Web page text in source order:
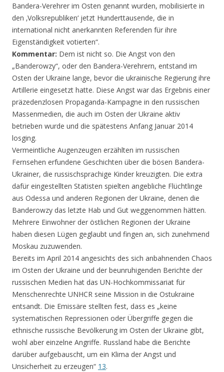
Bandera-Verehrer im Osten genannt wurden, mobilisierte in
den ‚Volksrepubliken‘ jetzt Hunderttausende, die in
international nicht anerkannten Referenden für ihre
Eigenständigkeit votierten“.
Kommentar: Dem ist nicht so. Die Angst von den
„Banderowzy“, oder den Bandera-Verehrern, entstand im
Osten der Ukraine lange, bevor die ukrainische Regierung ihre
Artillerie eingesetzt hatte. Diese Angst war das Ergebnis einer
präzedenzlosen Propaganda-Kampagne in den russischen
Massenmedien, die auch im Osten der Ukraine aktiv
betrieben wurde und die spätestens Anfang Januar 2014
losging.
Vermeintliche Augenzeugen erzählten im russischen
Fernsehen erfundene Geschichten über die bösen Bandera-
Ukrainer, die russischsprachige Kinder kreuzigten. Die extra
dafür eingestellten Statisten spielten angebliche Flüchtlinge
aus Odessa und anderen Regionen der Ukraine, denen die
Banderowzy das letzte Hab und Gut weggenommen hätten.
Mehrere Einwohner der östlichen Regionen der Ukraine
haben diesen Lügen geglaubt und fingen an, sich zunehmend
Moskau zuzuwenden.
Bereits im April 2014 angesichts des sich anbahnenden Chaos
im Osten der Ukraine und der beunruhigenden Berichte der
russischen Medien hat das UN-Hochkommissariat für
Menschenrechte UNHCR seine Mission in die Ostukraine
entsandt. Die Emissäre stellten fest, dass es „keine
systematischen Repressionen oder Übergriffe gegen die
ethnische russische Bevölkerung im Osten der Ukraine gibt,
wohl aber einzelne Angriffe. Russland habe die Berichte
darüber aufgebauscht, um ein Klima der Angst und
Unsicherheit zu erzeugen“ 13.